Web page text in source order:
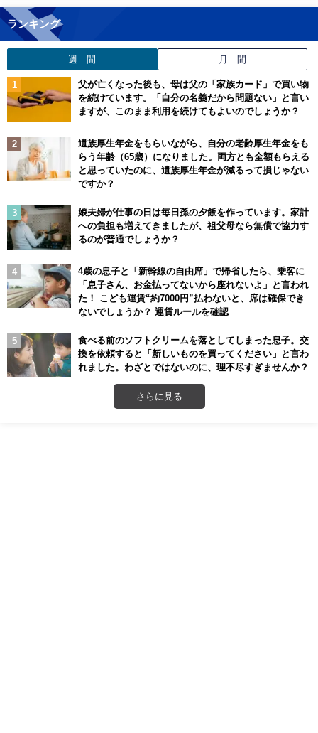
ランキング
週 間 月 間
父が亡くなった後も、母は父の「家族カード」で買い物
を続けています。「自分の名義だから問題ない」と言い
ますが、このまま利用を続けてもよいのでしょうか？
遺族厚生年金をもらいながら、自分の老齢厚生年金をも
らう年齢（65歳）になりました。両方とも全額もらえる
と思っていたのに、遺族厚生年金が減るって損じゃない
ですか？
娘夫婦が仕事の日は毎日孫の夕飯を作っています。家計
への負担も増えてきましたが、祖父母なら無償で協力す
るのが普通でしょうか？
4歳の息子と「新幹線の自由席」で帰省したら、乗客に
「息子さん、お金払ってないから座れないよ」と言われ
た！ こども運賃“約7000円”払わないと、席は確保でき
ないでしょうか？ 運賃ルールを確認
食べる前のソフトクリームを落としてしまった息子。交
換を依頼すると「新しいものを買ってください」と言わ
れました。わざとではないのに、理不尽すぎませんか？
さらに見る